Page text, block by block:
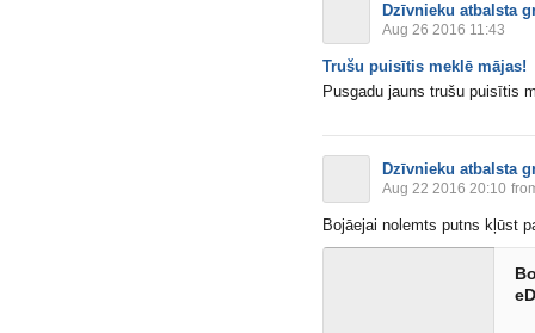
Dzīvnieku atbalsta
Aug 26 2016 11:43
Trušu puisītis meklē mājas!
Pusgadu jauns trušu puisītis
Dzīvnieku atbalsta
Aug 22 2016 20:10
Bojāejai nolemts putns kļūst